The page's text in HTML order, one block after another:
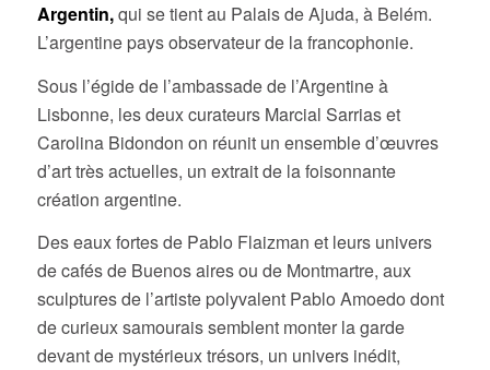
Argentin,qui se tient au Palais de Ajuda, à Belém.
L’argentine pays observateur de la francophonie.
Sous l’égide de l’ambassade de l’Argentine à
Lisbonne, les deux curateurs Marcial Sarrias et
Carolina Bidondon on réunit un ensemble d’œuvres
d’art très actuelles, un extrait de la foisonnante
création argentine.
Des eaux fortes de Pablo Flaizman et leurs univers
de cafés de Buenos aires ou de Montmartre, aux
sculptures de l’artiste polyvalent Pablo Amoedo dont
de curieux samourais semblent monter la garde
devant de mystérieux trésors, un univers inédit,